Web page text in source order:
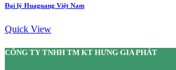
Đại lý Huaguang Việt Nam
Quick View
CÔNG TY TNHH TM KT HƯNG GIA PHÁT